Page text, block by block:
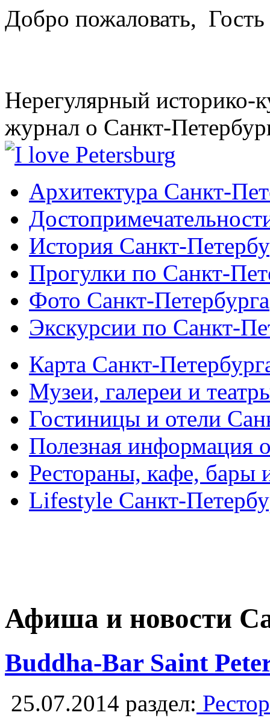
Добро пожаловать, Гость
Нерегулярный историко-
журнал о Санкт-
Архитектура Санкт-
История Санкт-
Прогулки по Санкт-
Фото Санкт-Петербурга
Экскурсии по Санкт-
Карта Санкт-
Музеи, галереи и
Гостиницы и отели
Полезная информация
Рестораны, кафе, бары
Lifestyle Санкт-
Афиша и новости
Buddha-Bar Saint
25.07.2014 раздел: